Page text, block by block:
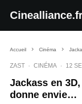
Accueil Cinéma
ZAST · CINÉMA · 12
Jackass en
donne envie…